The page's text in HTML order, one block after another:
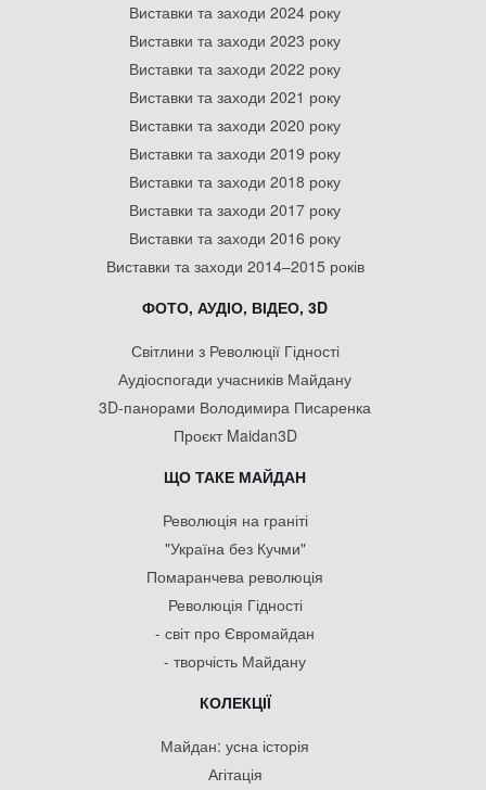
Виставки та заходи 2024 року
Виставки та заходи 2023 року
Виставки та заходи 2022 року
Виставки та заходи 2021 року
Виставки та заходи 2020 року
Виставки та заходи 2019 року
Виставки та заходи 2018 року
Виставки та заходи 2017 року
Виставки та заходи 2016 року
Виставки та заходи 2014–2015 років
ФОТО, АУДІО, ВІДЕО, 3D
Світлини з Революції Гідності
Аудіоспогади учасників Майдану
3D-панорами Володимира Писаренка
Проєкт Maidan3D
ЩО ТАКЕ МАЙДАН
Революція на граніті
"Україна без Кучми"
Помаранчева революція
Революція Гідності
- світ про Євромайдан
- творчість Майдану
КОЛЕКЦІЇ
Майдан: усна історія
Агітація